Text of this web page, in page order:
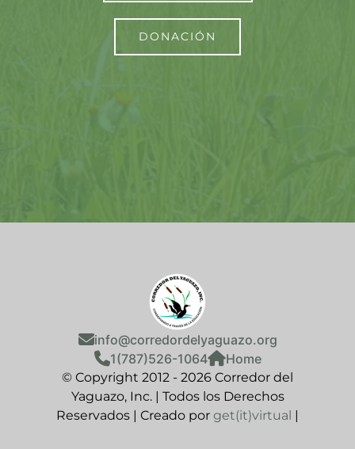
DONACIÓN
info@corredordelyaguazo.org
1(787)526-1064
Home
© Copyright 2012 - 2026 Corredor del
Yaguazo, Inc. | Todos los Derechos
Reservados | Creado por get(it)virtual |